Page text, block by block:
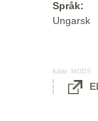
Språk:
Ungarsk
Kilde: MODS